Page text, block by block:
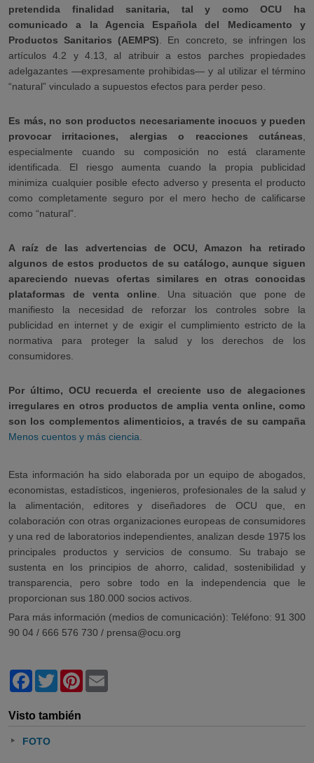
pretendida finalidad sanitaria, tal y como OCU ha
comunicado a la Agencia Española del Medicamento y
Productos Sanitarios (AEMPS) . En concreto, se infringen los
artículos 4.2 y 4.13, al atribuir a estos parches propiedades
adelgazantes —expresamente prohibidas— y al utilizar el término
“natural” vinculado a supuestos efectos para perder peso.
Es más, no son productos necesariamente inocuos y pueden
provocar irritaciones, alergias o reacciones cutáneas
especialmente cuando su composición no está claramente
identificada. El riesgo aumenta cuando la propia publicidad
minimiza cualquier posible efecto adverso y presenta el producto
como completamente seguro por el mero hecho de calificarse
como “natural”.
A raíz de las advertencias de OCU, Amazon ha retirado
algunos de estos productos de su catálogo, aunque siguen
apareciendo nuevas ofertas similares en otras conocidas
plataformas de venta online . Una situación que pone de
manifiesto la necesidad de reforzar los controles sobre la
publicidad en internet y de exigir el cumplimiento estricto de la
normativa para proteger la salud y los derechos de los
consumidores.
Por último, OCU recuerda el creciente uso de alegaciones
irregulares en otros productos de amplia venta online, como
son los complementos alimenticios, a través de su campaña
Menos cuentos y más ciencia
Esta información ha sido elaborada por un equipo de abogados,
economistas, estadísticos, ingenieros, profesionales de la salud y
la alimentación, editores y diseñadores de OCU que, en
colaboración con otras organizaciones europeas de consumidores
y una red de laboratorios independientes, analizan desde 1975 los
principales productos y servicios de consumo. Su trabajo se
sustenta en los principios de ahorro, calidad, sostenibilidad y
transparencia, pero sobre todo en la independencia que le
proporcionan sus 180.000 socios activos.
Para más información (medios de comunicación): Teléfono: 91 300
90 04 / 666 576 730 / prensa@ocu.org
Facebook
TwitterPinterest
Visto también
FOTO